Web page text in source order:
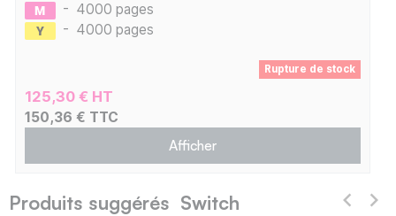
- 4000 pages
- 4000 pages
Rupture de stock
125,30 € HT
150,36 € TTC
Afficher
Produits suggérés Switch